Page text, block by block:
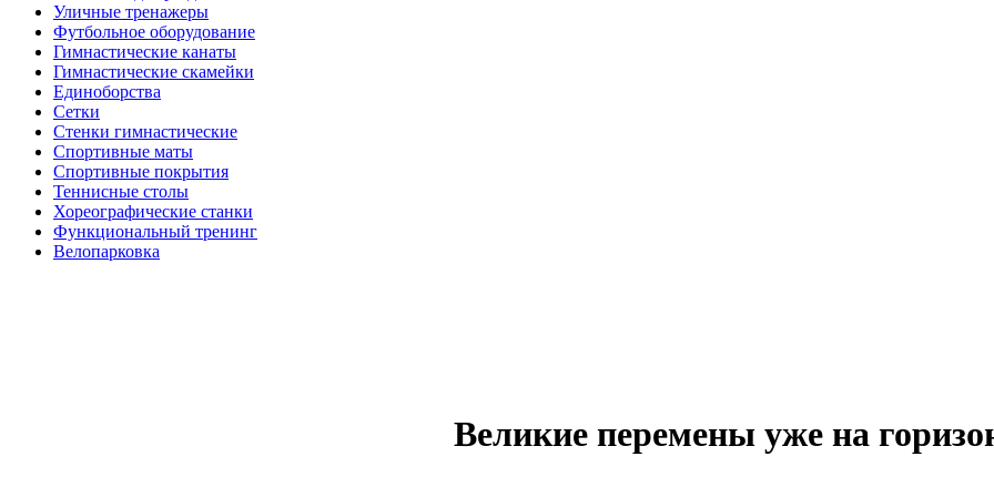
Уличные тренажеры
Футбольное оборудование
Гимнастические канаты
Гимнастические скамейки
Единоборства
Сетки
Стенки гимнастические
Спортивные маты
Спортивные покрытия
Теннисные столы
Хореографические станки
Функциональный тренинг
Велопарковка
Великие перемены уже на